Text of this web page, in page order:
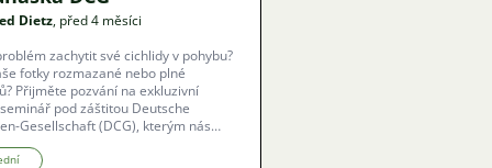
Dietz, před 4 měsíci
zachytit své cichlidy v pohybu?
fotky rozmazané nebo plné
Přijměte pozvání na exkluzivní
pod záštitou Deutsche
Gesellschaft (DCG), kterým nás
skutečný mistr oboru.